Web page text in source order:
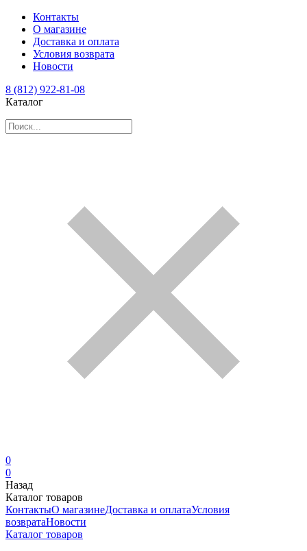
Контакты
О магазине
Доставка и оплата
Условия возврата
Новости
8 (812) 922-81-08
Каталог
0
0
Назад
Каталог товаров
КонтактыО магазинеДоставка и оплатаУсловия
возвратаНовости
Каталог товаров